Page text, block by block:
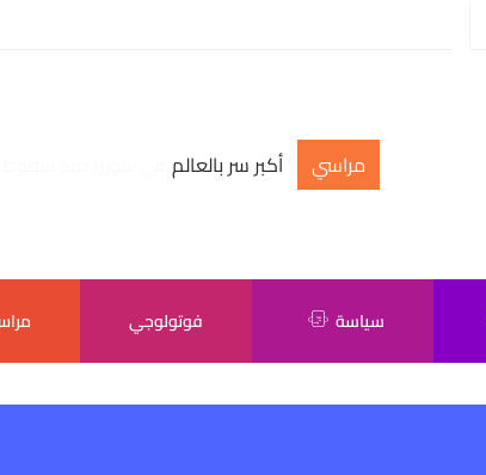
مراسي أكبر سر بالعالم
سياسة فوتولوجي